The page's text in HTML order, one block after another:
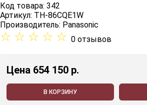
Код товара: 342
Артикул: TH-86CQE1W
Производитель: Panasonic
☆ ☆ ☆ ☆ ☆ 0 отзывов
Цена 654 150 p.
В КОРЗИНУ